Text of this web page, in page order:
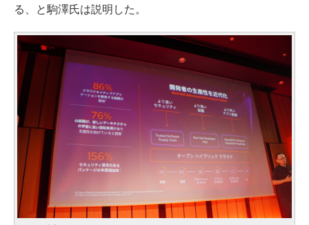
る、と駒澤氏は説明した。